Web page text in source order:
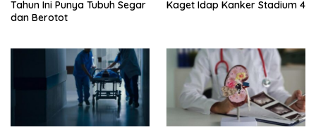
Tahun Ini Punya Tubuh Segar
dan Berotot
Kaget Idap Kanker Stadium 4